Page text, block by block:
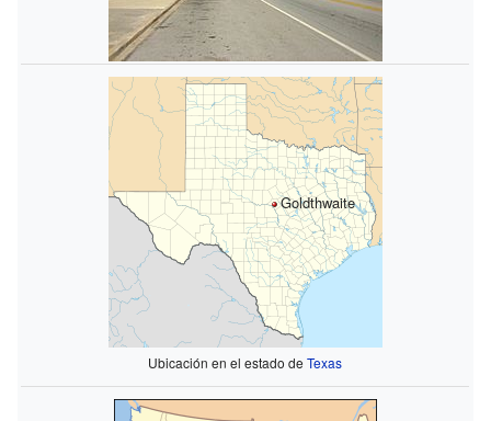
Goldthwaite
Ubicación en el estado deTexas